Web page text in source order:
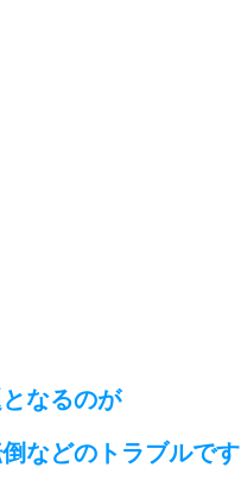
なるのが
などのトラブルです